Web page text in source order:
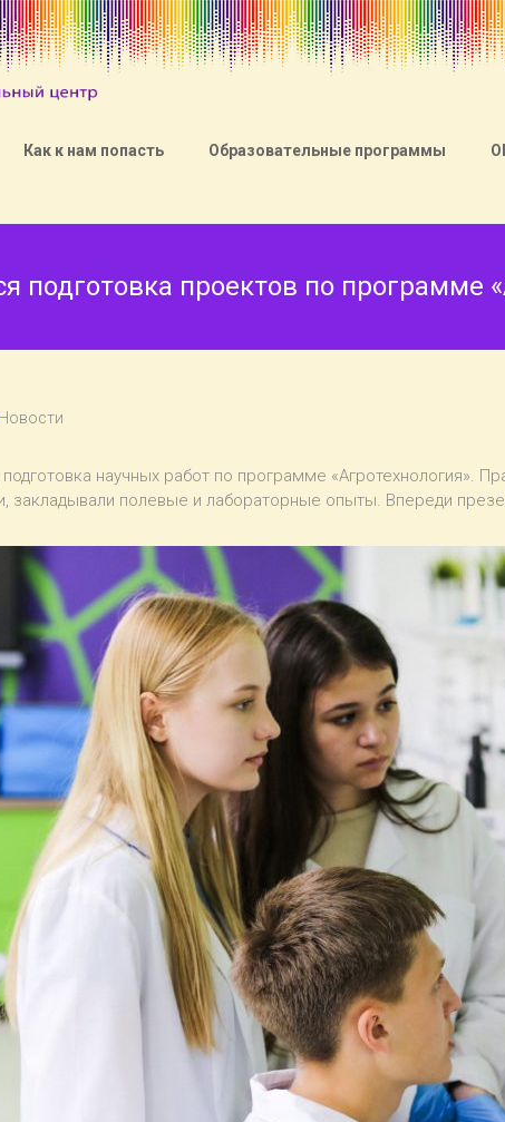
Как к нам попасть Образовательные программы
подготовка проектов по программе
Новости
подготовка научных работ по программе «Агротехнология».
закладывали полевые и лабораторные опыты. Впереди